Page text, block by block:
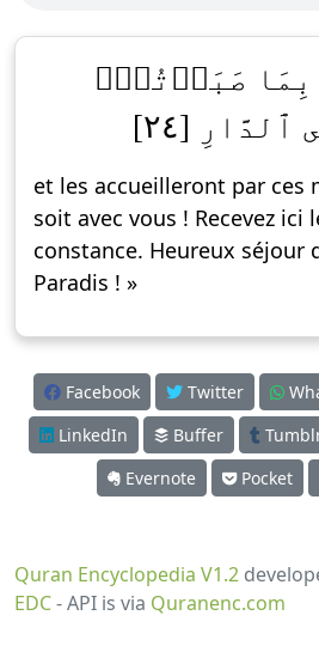
بِمَا صَبَرۡتُمۡۚ
[٢٤]
et les accueilleront par ces
soit avec vous ! Recevez ici
constance. Heureux séjour
Paradis ! »
Facebook Twitter
LinkedIn
Buffer
Evernote
Pocket
Quran Encyclopedia V1.2
EDC- API is via Quranenc.com